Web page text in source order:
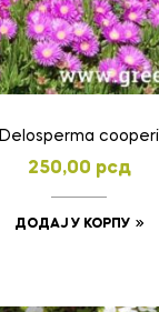
Delosperma cooperi
250,00 рсд
ДОДАЈ У КОРПУ